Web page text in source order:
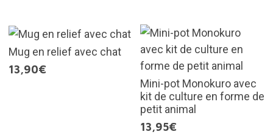
Mug en relief avec chat
13,90€
Mini-pot Monokuro avec
kit de culture en forme de
petit animal
13,95€